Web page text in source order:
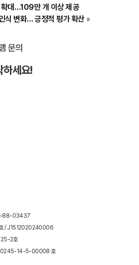
대…109만 개 이상 제공
식 변화… 긍정적 평가 확산 »
문의
하세요!
88-03437
호 / J1512020240006
2호
14-5-00008 호